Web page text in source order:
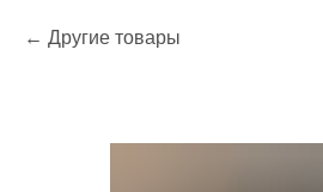
Другие товары